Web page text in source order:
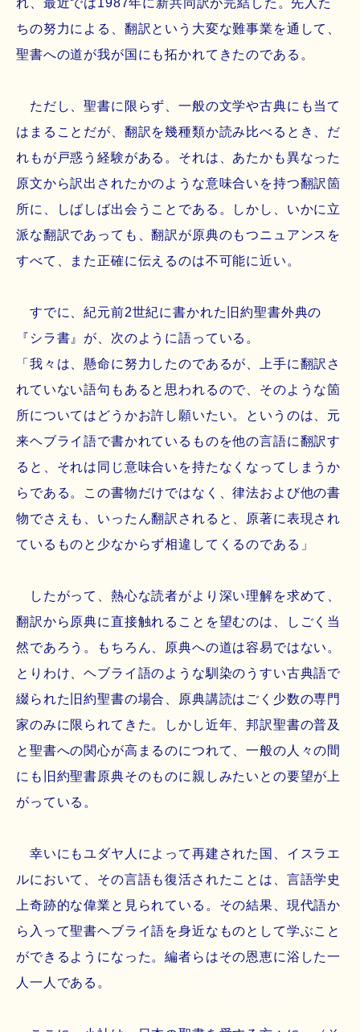
ちの努力による、翻訳という大変な難事業を通して、
聖書への道が我が国にも拓かれてきたのである。
ただし、聖書に限らず、一般の文学や古典にも当て
はまることだが、翻訳を幾種類か読み比べるとき、だ
れもが戸惑う経験がある。それは、あたかも異なった
原文から訳出されたかのような意味合いを持つ翻訳箇
所に、しばしば出会うことである。しかし、いかに立
派な翻訳であっても、翻訳が原典のもつニュアンスを
すべて、また正確に伝えるのは不可能に近い。
すでに、紀元前2世紀に書かれた旧約聖書外典の
『シラ書』が、次のように語っている。
「我々は、懸命に努力したのであるが、上手に翻訳さ
れていない語句もあると思われるので、そのような箇
所についてはどうかお許し願いたい。というのは、元
来ヘブライ語で書かれているものを他の言語に翻訳す
ると、それは同じ意味合いを持たなくなってしまうか
らである。この書物だけではなく、律法および他の書
物でさえも、いったん翻訳されると、原著に表現され
ているものと少なからず相違してくるのである」
したがって、熱心な読者がより深い理解を求めて、
翻訳から原典に直接触れることを望むのは、しごく当
然であろう。もちろん、原典への道は容易ではない。
とりわけ、ヘブライ語のような馴染のうすい古典語で
綴られた旧約聖書の場合、原典講読はごく少数の専門
家のみに限られてきた。しかし近年、邦訳聖書の普及
と聖書への関心が高まるのにつれて、一般の人々の間
にも旧約聖書原典そのものに親しみたいとの要望が上
がっている。
幸いにもユダヤ人によって再建された国、イスラエ
ルにおいて、その言語も復活されたことは、言語学史
上奇跡的な偉業と見られている。その結果、現代語か
ら入って聖書ヘブライ語を身近なものとして学ぶこと
ができるようになった。編者らはその恩恵に浴した一
人一人である。